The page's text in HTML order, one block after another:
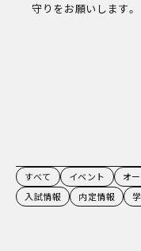
守りをお願いします。
すべて イベント オ
入試情報
内定情報